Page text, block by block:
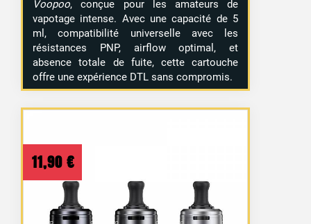
Voopoo, conçue pour les amateurs de
vapotage intense. Avec une capacité de 5
ml, compatibilité universelle avec les
résistances PNP, airflow optimal, et
absence totale de fuite, cette cartouche
offre une expérience DTL sans compromis.
11,90 €